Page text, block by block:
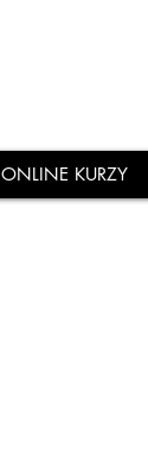
ONLINE KURZY